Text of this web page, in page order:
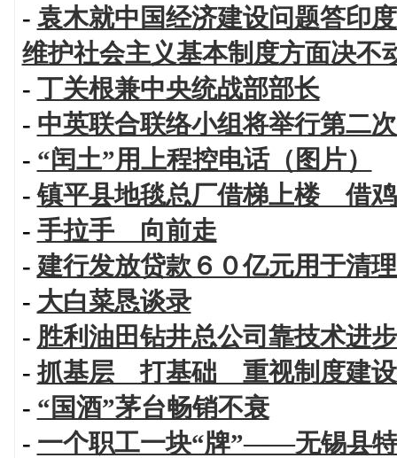
- 袁木就中国经济建设问题答印
维护社会主义基本制度方面决不
- 丁关根兼中央统战部部长
- 中英联合联络小组将举行第二
- “闰土”用上程控电话（图片）
-镇平县地毯总厂借梯上楼 借
- 手拉手 向前走
- 建行发放贷款６０亿元用于清
- 大白菜恳谈录
- 胜利油田钻井总公司靠技术进
-抓基层 打基础 重视制度建设
- “国酒”茅台畅销不衰
- 一个职工一块“牌”——无锡县